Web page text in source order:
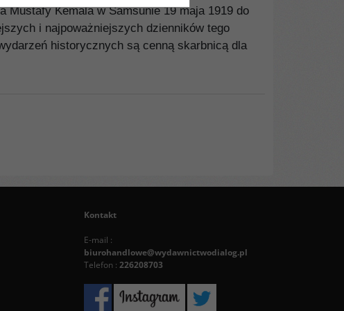
Mustafy Kemala w Samsunie 19 maja 1919 do
i najpoważniejszych dzienników tego
historycznych są cenną skarbnicą dla
Kontakt
E-mail :
biurohandlowe@wydawnictwodialog.pl
Telefon : 226208703